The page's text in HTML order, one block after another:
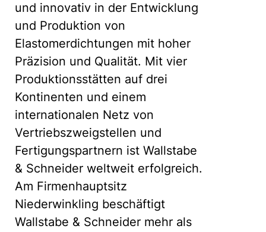
und innovativ in der Entwicklung
und Produktion von
Elastomerdichtungen mit hoher
Präzision und Qualität. Mit vier
Produktionsstätten auf drei
Kontinenten und einem
internationalen Netz von
Vertriebszweigstellen und
Fertigungspartnern ist Wallstabe
& Schneider weltweit erfolgreich.
Am Firmenhauptsitz
Niederwinkling beschäftigt
Wallstabe & Schneider mehr als